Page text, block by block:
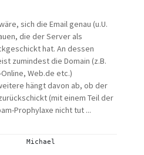
sich die Email genau (u.U.
die der Server als
hat. An dessen
zumindest die Domain (z.B.
Online, Web.de etc.)
hängt davon ab, ob der
(mit einem Teil der
Prophylaxe nicht tut ...